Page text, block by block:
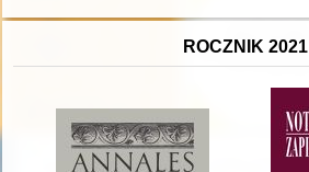
ROCZNIK 2021